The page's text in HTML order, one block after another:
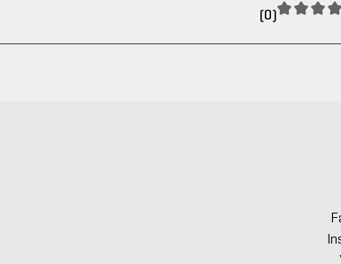
(0)